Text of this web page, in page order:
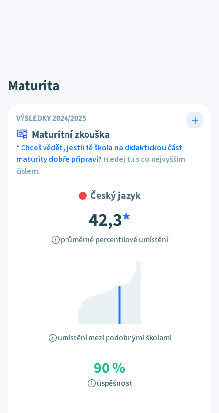
Maturita
VÝSLEDKY 2024/2025
Maturitní zkouška
* Chceš vědět, jestli tě škola na didaktickou část
maturity dobře připraví? Hledej tu s co nejvyšším
číslem.
Český jazyk
42,3*
průměrné percentilové umístění
umístění mezi podobnými školami
90 %
úspěšnost